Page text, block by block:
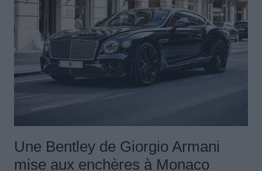
Une Bentley de Giorgio Armani
mise aux enchères à Monaco